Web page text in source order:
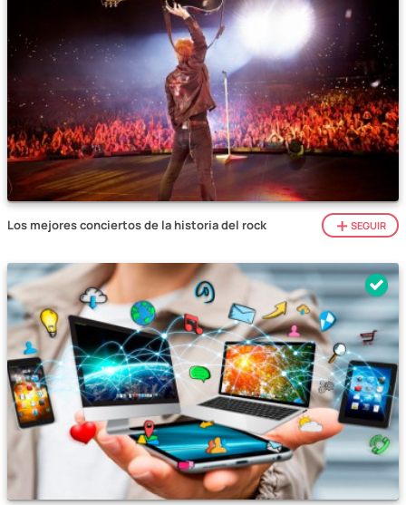
Los mejores conciertos de la historia del rock SEGUIR